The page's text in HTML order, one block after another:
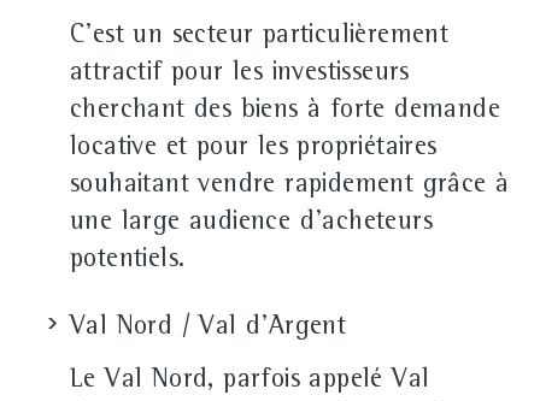
C'est un secteur particulièrement
attractif pour les investisseurs
cherchant des biens à forte demande
locative et pour les propriétaires
souhaitant vendre rapidement grâce à
une large audience d'acheteurs
potentiels.
Val Nord / Val d'Argent
Le Val Nord, parfois appelé Val